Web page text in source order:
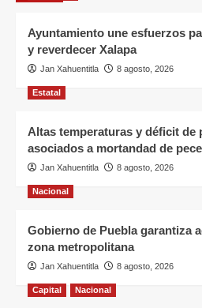
Ayuntamiento une esfuerzos
y reverdecer Xalapa
Jan Xahuentitla 8 agosto, 2026
Estatal
Altas temperaturas y déficit de
asociados a mortandad de
Jan Xahuentitla 8 agosto, 2026
Nacional
Gobierno de Puebla garantiza
zona metropolitana
Jan Xahuentitla 8 agosto, 2026
Capital Nacional